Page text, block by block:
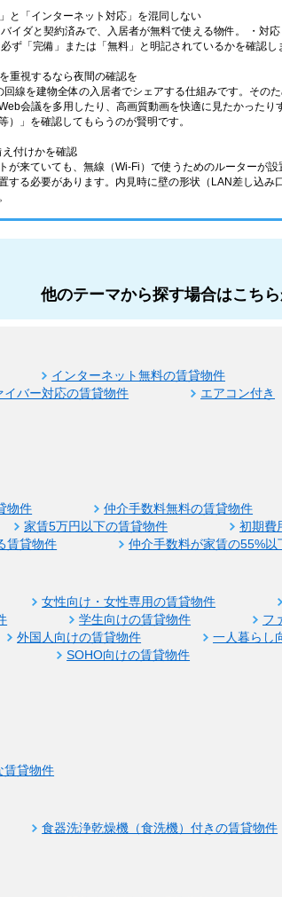
と「インターネット対応」を混同しない
バイダと契約済みで、入居者が無料で使える物件。 ・対
ず「完備」または「無料」と明記されているかを確認し
重視するなら夜間の確認を
線を建物全体の入居者でシェアする仕組みです。その
会議を多用したり、高画質動画を快適に見たかった
）」を確認してもらうのが賢明です。
付けかを確認
が来ていても、無線（Wi-Fi）で使うためのルーターが
する必要があります。内見時に壁の形状（LAN差し込
他のテーマから探す場合はこちら
インターネット無料の賃貸物件
イバー対応の賃貸物件 エアコン付き
物件 仲介手数料無料の賃貸物件
家賃5万円以下の賃貸物件 初期費
賃貸物件
仲介手数料が家賃の55%以
女性向け・女性専用の賃貸物件
学生向けの賃貸物件 フ
外国人向けの賃貸物件
一人暮らし
SOHO向けの賃貸物件
賃貸物件
食器洗浄乾燥機（食洗機）付きの賃貸物件